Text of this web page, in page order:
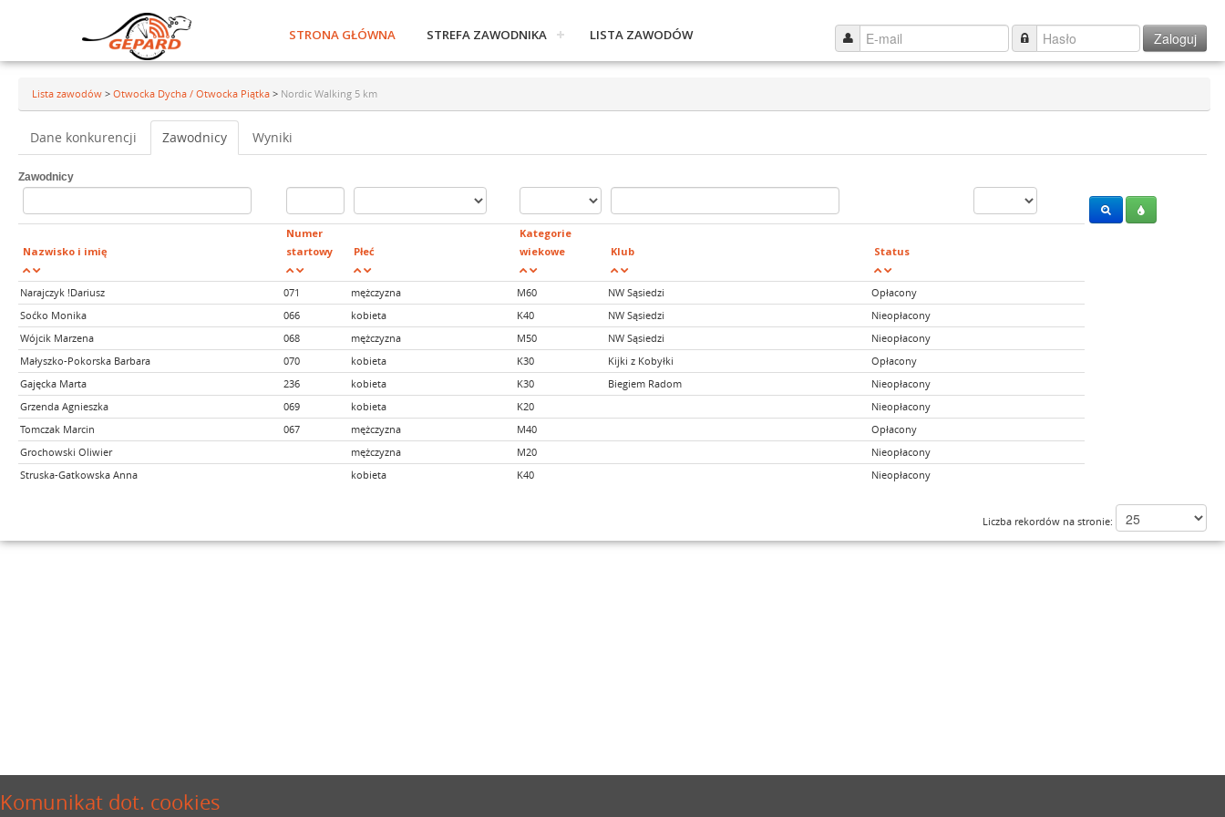
Komunikat dot. cookies
Zaloguj
STRONA GŁÓWNA STREFA ZAWODNIKA LISTA ZAWODÓW
Lista zawodów > Otwocka Dycha / Otwocka Piątka > Nordic Walking 5 km
Dane konkurencji Zawodnicy Wyniki
Zawodnicy
Nazwisko i imię
Numer
startowy
Płeć
Kategorie
wiekowe
Klub Status
Narajczyk !Dariusz 071 mężczyzna M60 NW Sąsiedzi
Opłacony
Soćko Monika
066 kobieta K40 NW Sąsiedzi
Nieopłacony
Wójcik Marzena
068 mężczyzna M50 NW Sąsiedzi
Nieopłacony
Małyszko-Pokorska Barbara
070 kobieta K30 Kijki z Kobyłki
Opłacony
Gajęcka Marta
236 kobieta K30 Biegiem Radom
Nieopłacony
Grzenda Agnieszka
069 kobieta K20
Nieopłacony
Tomczak Marcin
067 mężczyzna M40
Opłacony
Grochowski Oliwier
mężczyzna M20
Nieopłacony
Struska-Gatkowska Anna
kobieta K40 Nieopłacony
Liczba rekordów na stronie: